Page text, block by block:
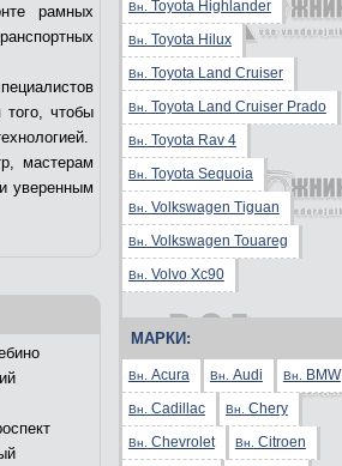
рамных
того, чтобы
мастерам
уверенным
Вн. Toyota Highlander
Вн. Toyota Hilux
Вн. Toyota Land Cruiser
Вн. Toyota Land Cruiser Prado
Вн. Toyota Rav 4
Вн. Toyota Sequoia
Вн. Volkswagen Tiguan
Вн. Volkswagen Touareg
Вн. Volvo Xc90
МАРКИ:
Вн. Acura Вн. Audi Вн. BMW
Вн. Cadillac Вн. Chery
Вн. Chevrolet Вн. Citroen